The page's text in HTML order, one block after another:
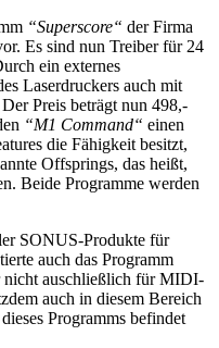
“Superscore“ der Firma
Es sind nun Treiber für 24
ein externes
Laserdruckers auch mit
Preis beträgt nun 498,-
“M1 Command“ einen
die Fähigkeit besitzt,
Offsprings, das heißt,
Beide Programme werden
SONUS-Produkte für
auch das Programm
nicht auschließlich für MIDI-
auch in diesem Bereich
Programms befindet